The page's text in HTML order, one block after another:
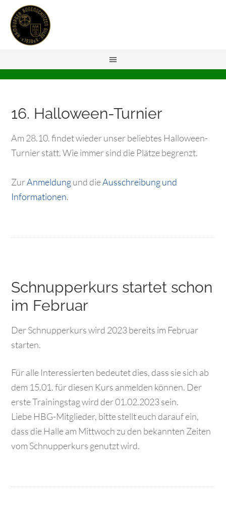
16. Halloween-Turnier
Am 28.10. findet wieder unser beliebtes Halloween-
Turnier statt. Wie immer sind die Plätze begrenzt.
ZurAnmeldungund dieAusschreibung und
Informationen.
Schnupperkurs startet schon
im Februar
Der Schnupperkurs wird 2023 bereits im Februar
starten.
Für alle Interessierten bedeutet dies, dass sie sich ab
dem 15.01. für diesen Kurs anmelden können. Der
erste Trainingstag wird der 01.02.2023 sein.
Liebe HBG-Mitglieder, bitte stellt euch darauf ein,
dass die Halle am Mittwoch zu den bekannten Zeiten
vom Schnupperkurs genutzt wird.